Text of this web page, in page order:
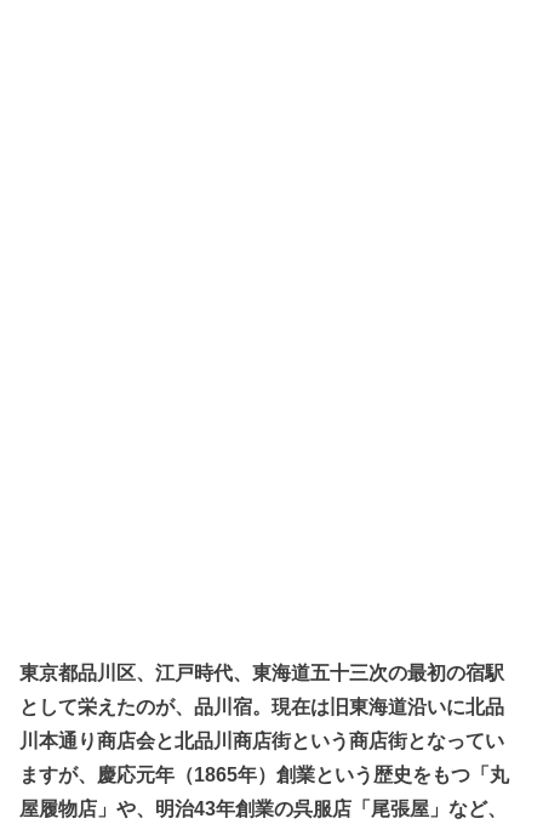
東京都品川区、江戸時代、東海道五十三次の最初の宿駅
として栄えたのが、品川宿。現在は旧東海道沿いに北品
川本通り商店会と北品川商店街という商店街となってい
ますが、慶応元年（1865年）創業という歴史をもつ「丸
屋履物店」や、明治43年創業の呉服店「尾張屋」など、